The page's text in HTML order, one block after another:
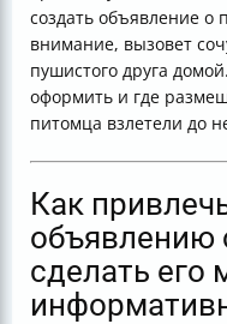
Как указать
вознаграждение
Советы по
Что учитывать при
максимальной
Как создать
Как организовать
Итог
Полезные ссылки
создать объявление о
внимание, вызовет
пушистого друга
оформить и где
питомца взлетели до
Как
объявлению
сделать его